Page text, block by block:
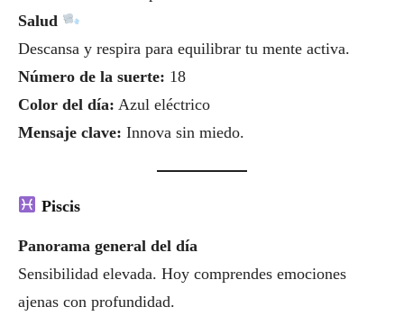
Salud
Descansa y respira para equilibrar tu mente activa.
Número de la suerte: 18
Color del día: Azul eléctrico
Mensaje clave: Innova sin miedo.
Piscis
Panorama general del día
Sensibilidad elevada. Hoy comprendes emociones
ajenas con profundidad.